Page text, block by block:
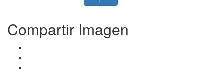
Compartir Imagen